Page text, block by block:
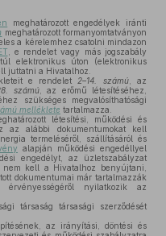
meghatározott engedélyek iránti
meghatározott formanyomtatványon
a kérelemhez csatolni mindazon
, e rendelet vagy más jogszabály
elektronikus úton (elektronikus
juttatni a Hivatalhoz.
e rendelet 2–14. számú, az
számú, az erőmű létesítéséhez,
szükséges megvalósíthatósági
melléklete tartalmazza.
létesítési, működési és
az alábbi dokumentumokat kell
termeléséről, szállításáról és
alapján működési engedéllyel
engedélyt, az üzletszabályzat
nem kell a Hivatalhoz benyújtani,
dokumentumai már tartalmazzák
nyilatkozik az
társaság társasági szerződését
az irányítási, döntési és